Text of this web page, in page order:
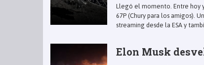
Llegó el momento. Entre hoy
67P (Chury para los amigos).
streaming desde la ESA y
Elon Musk